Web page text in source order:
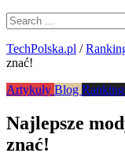
TechPolska.pl /
znać!
Artykuły Blog
Najlepsze
znać!